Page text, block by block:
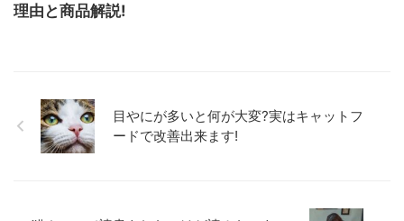
理由と商品解説!
目やにが多いと何が大変?実はキャットフ
ードで改善出来ます!